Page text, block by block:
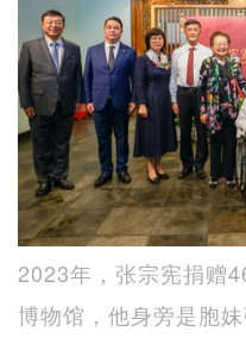
2023年，张宗宪捐赠
博物馆，他身旁是胞